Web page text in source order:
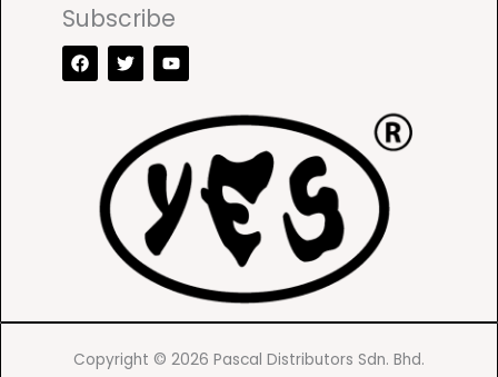
Subscribe
a
c
w
i
r
o
u
b
e
Copyright © 2026 Pascal Distributors Sdn. Bhd.